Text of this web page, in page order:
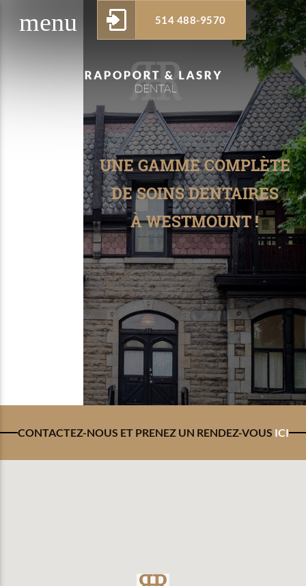
menu 514 488-9570
UNE GAMME COMPLÈTE
DE SOINS DENTAIRES
À WESTMOUNT !
CONTACTEZ-NOUS ET PRENEZ UN RENDEZ-VOUS ICI